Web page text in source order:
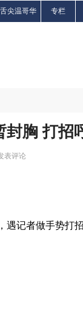
舌尖温哥华 专栏
封胸 打招
表评论
记者做手势打